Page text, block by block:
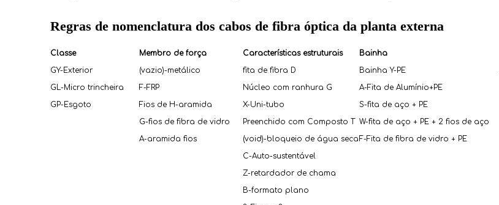
Regras de nomenclatura dos cabos de fibra óptica da planta externa
Classe Membro de força Características estruturais Bainha
GY-Exterior
(vazio)-metálico fita de fibra D Bainha Y-PE
GL-Micro trincheira
F-FRP Núcleo com ranhura G A-Fita de Alumínio+PE
GP-Esgoto
Fios de H-aramida X-Uni-tubo S-fita de aço + PE
G-fios de fibra de vidro
Preenchido com Composto T W-fita de aço + PE + 2 fios de aço
A-aramida fios
(void)-bloqueio de água secaF-Fita de fibra de vidro + PE
C-Auto-sustentável
Z-retardador de chama
B-formato plano